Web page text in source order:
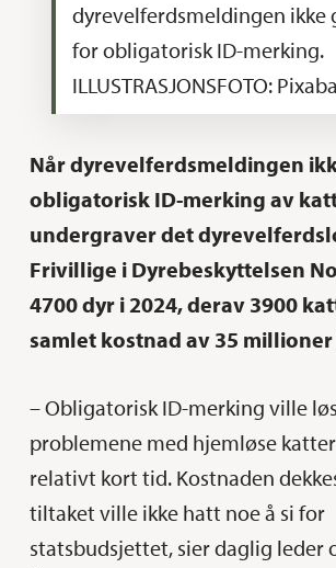
dyrevelferdsmeldingen ikke
for obligatorisk ID-merking.
ILLUSTRASJONSFOTO:
Når dyrevelferdsmeldingen
obligatorisk ID-merking av
undergraver det
Frivillige i Dyrebeskyttelsen
4700 dyr i 2024, derav 3900
samlet kostnad av 35
– Obligatorisk ID-merking ville
problemene med hjemløse
relativt kort tid. Kostnaden
tiltaket ville ikke hatt noe å si for
statsbudsjettet, sier daglig leder